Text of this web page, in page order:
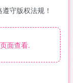
守版权法规！
面查看.